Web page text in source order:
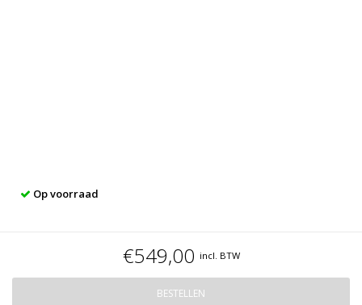
Op voorraad
€549,00 incl. BTW
BESTELLEN